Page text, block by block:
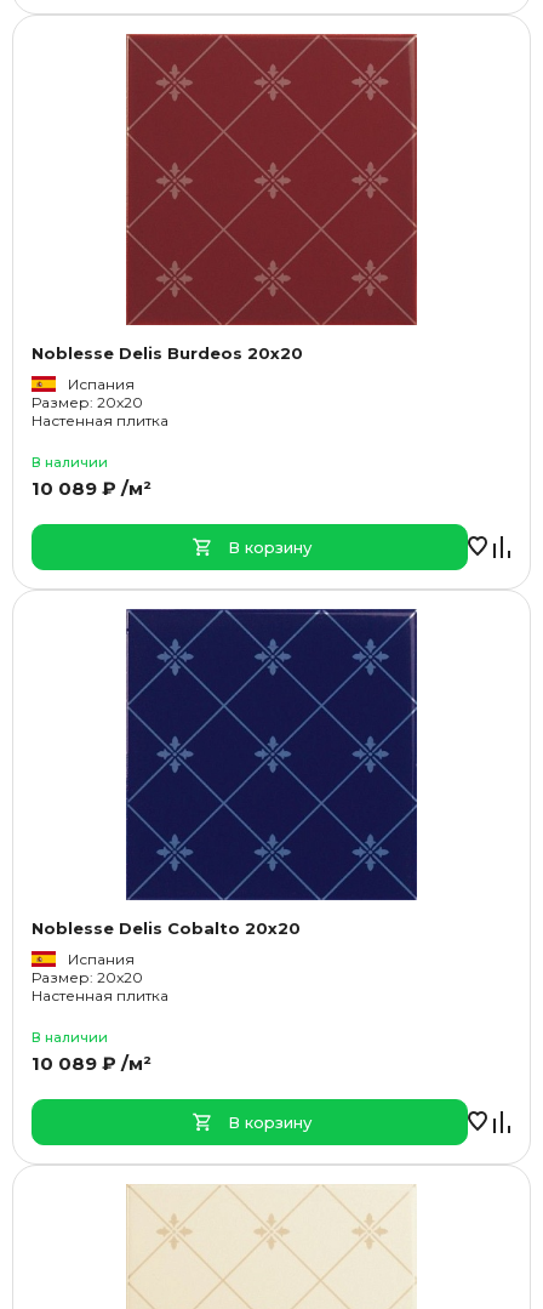
Noblesse Delis Burdeos 20x20
Испания
Размер: 20x20
Настенная плитка
В наличии
10 089 ₽ /м²
В корзину
Noblesse Delis Cobalto 20x20
Испания
Размер: 20x20
Настенная плитка
В наличии
10 089 ₽ /м²
В корзину